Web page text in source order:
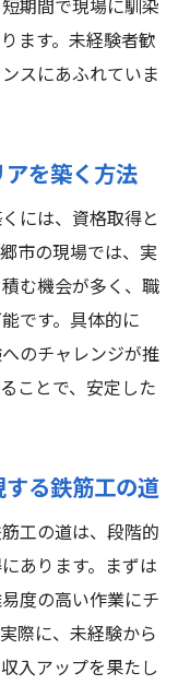
期間で現場に馴染
ます。未経験者歓
スにあふれていま
を築く方法
には、資格取得と
市の現場では、実
む機会が多く、職
です。具体的に
のチャレンジが推
ことで、安定した
る鉄筋工の道
工の道は、段階的
あります。まずは
度の高い作業にチ
際に、未経験から
入アップを果たし